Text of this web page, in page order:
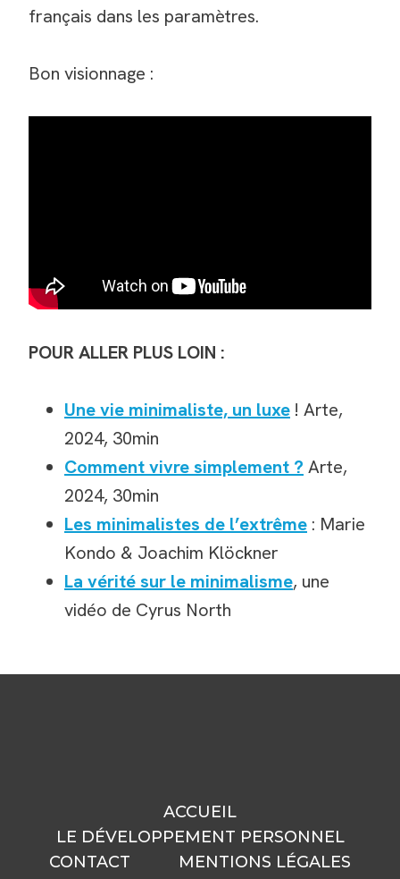
français dans les paramètres.
Bon visionnage :
POUR ALLER PLUS LOIN :
Une vie minimaliste, un luxe ! Arte,
2024, 30min
Comment vivre simplement ? Arte,
2024, 30min
Les minimalistes de l’extrême : Marie
Kondo & Joachim Klöckner
La vérité sur le minimalisme, une
vidéo de Cyrus North
ACCUEIL
LE DÉVELOPPEMENT PERSONNEL
CONTACT
MENTIONS LÉGALES